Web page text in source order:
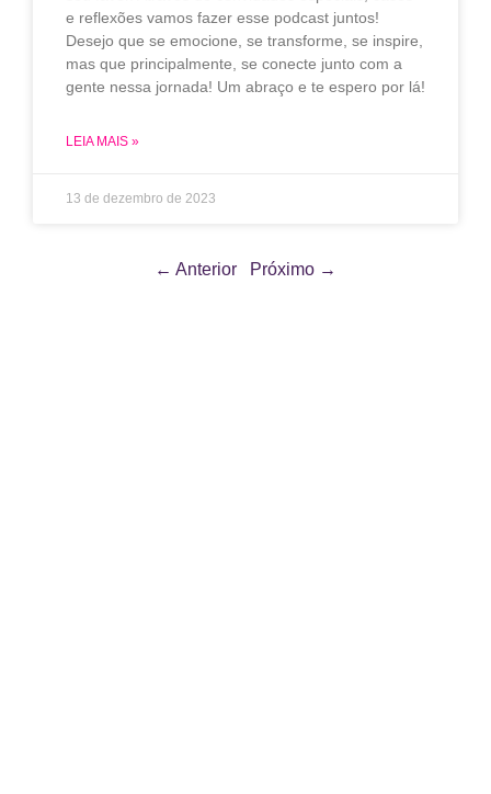
e reflexões vamos fazer esse podcast juntos!
Desejo que se emocione, se transforme, se inspire,
mas que principalmente, se conecte junto com a
gente nessa jornada! Um abraço e te espero por lá!
LEIA MAIS »
13 de dezembro de 2023
← Anterior Próximo →